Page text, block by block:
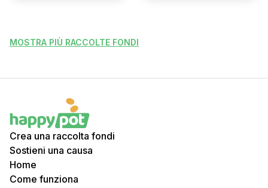
MOSTRA PIÙ RACCOLTE FONDI
Crea una raccolta fondi
Sostieni una causa
Home
Come funziona